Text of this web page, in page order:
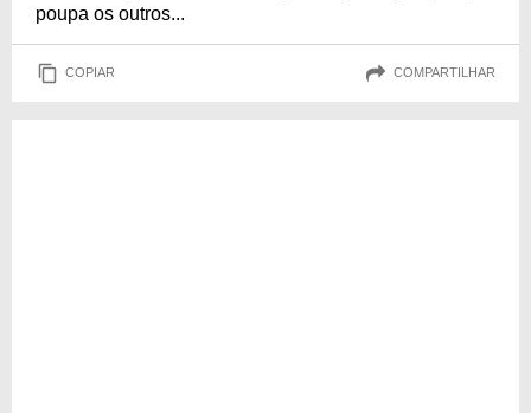
poupa os outros...
COPIAR COMPARTILHAR